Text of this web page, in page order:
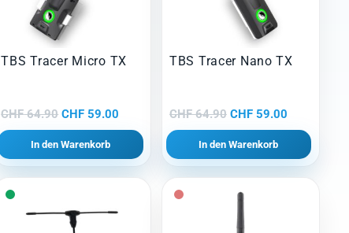
TBS Tracer Micro TX
CHF64.90 Ursprünglicher
Preis
war:
CHF 64.90
CHF 59.00
Preis
CHF 59.00.
In den Warenkorb
TBS Tracer Nano TX
CHF64.90 Ursprünglicher
Preis
war:
CHF 64.90
CHF59.00Aktueller
Preis
CHF 59.00.
In den Warenkorb